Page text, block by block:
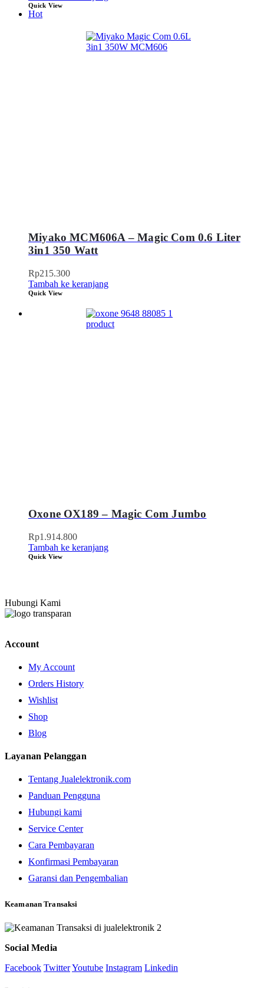
Quick View
Hot
Miyako MCM606A – Magic Com 0.6 Liter
3in1 350 Watt
Rp215.300
Tambah ke keranjang
Quick View
Oxone OX189 – Magic Com Jumbo
Rp1.914.800
Tambah ke keranjang
Quick View
Hubungi Kami
Account
My Account
Orders History
Wishlist
Shop
Blog
Layanan Pelanggan
Tentang Jualelektronik.com
Panduan Pengguna
Hubungi kami
Service Center
Cara Pembayaran
Konfirmasi Pembayaran
Garansi dan Pengembalian
Keamanan Transaksi
Social Media
Facebook TwitterYoutube Instagram Linkedin